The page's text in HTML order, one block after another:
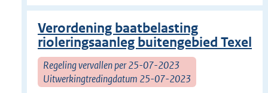
Verordening baatbelasting
rioleringsaanleg buitengebied Texel
Regeling vervallen per 25-07-2023
Uitwerkingtredingdatum 25-07-2023